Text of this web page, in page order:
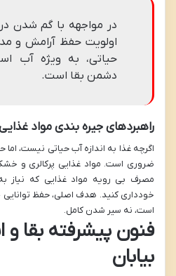
در مواجهه با گم شدن در
اولویت حفظ آرامش و
حیاتی، به ویژه آب
دشمن بقا است.
راهبردهای جیره بندی مواد
اگرچه غذا به اندازه آب حیاتی نیست،
ضروری است. مواد غذایی پرکالری و
مصرف بی رویه مواد غذایی که نیاز
خودداری کنید. هدف اصلی، حفظ
است، نه سیر شدن کامل.
فنون پیشرفته بقا و
بیابان